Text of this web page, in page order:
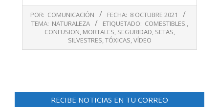
10-
POR: COMUNICACIÓN FECHA: 8 OCTUBRE 2021
TEMA: NATURALEZA ETIQUETADO: COMESTIBLES.,
CONFUSION, MORTALES, SEGURIDAD, SETAS,
SILVESTRES,TÓXICAS,VÍDEO
RECIBE NOTICIAS EN TU CORREO